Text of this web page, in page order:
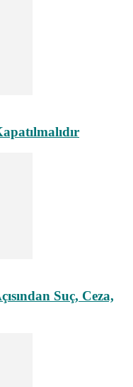
Suç, Ceza,